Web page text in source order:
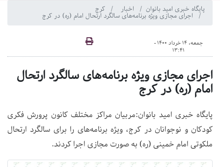
پایگاه خبری امید بانوان اخبار کرج
اجرای مجازی ویژه برنامه‌های سالگرد ارتحال امام (ره) در کرج
جمعه، 14 خرداد 1400 -
13:41
اجرای مجازی ویژه برنامه‌های سالگرد ارتحال
امام (ره) در کرج
پایگاه خبری امید بانوان:مربیان مراکز مختلف کانون پرورش فکری
کودکان و نوجوانان در کرج، ویژه برنامه‌های را برای سالگرد ارتحال
ملکوتی امام خمینی (ره) به صورت مجازی اجرا کردند.